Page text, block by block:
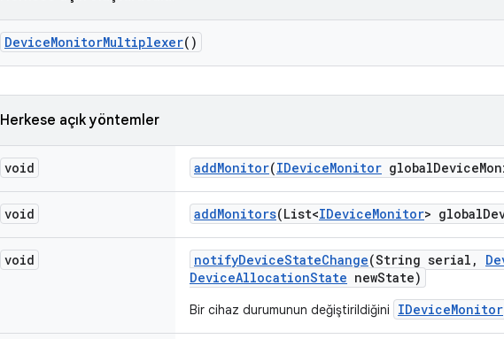
DeviceMonitorMultiplexer()
Herkese açık yöntemler
void addMonitor(IDeviceMonitor globalDevice
void addMonitors(List<IDeviceMonitor> global
void notifyDeviceStateChange(String serial ,
DeviceAllocationState newState)
Bir cihaz durumunun değiştirildiğini IDeviceMonitor